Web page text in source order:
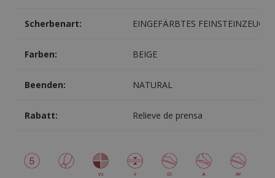
Scherbenart: EINGEFÄRBTES FEINSTEINZEUG
Farben: BEIGE
Beenden: NATURAL
Rabatt: Relieve de prensa